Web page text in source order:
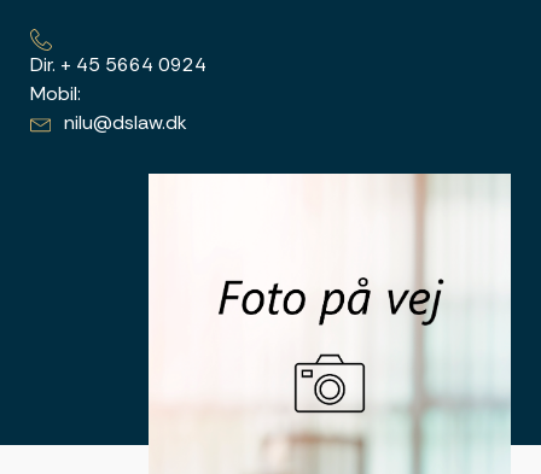
Dir. + 45 5664 0924
Mobil:
nilu@dslaw.dk